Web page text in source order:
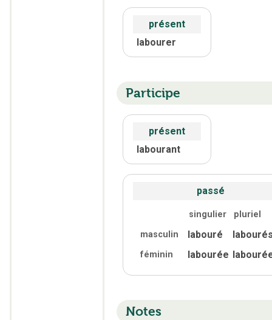
présent
labourer
Participe
présent
labourant
passé
singulier
pluriel
masculin
labouré
féminin labourée
Notes